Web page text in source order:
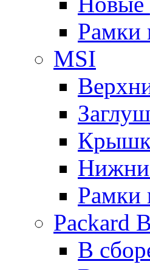
Рамки
MSI
Рамки
Packard
В